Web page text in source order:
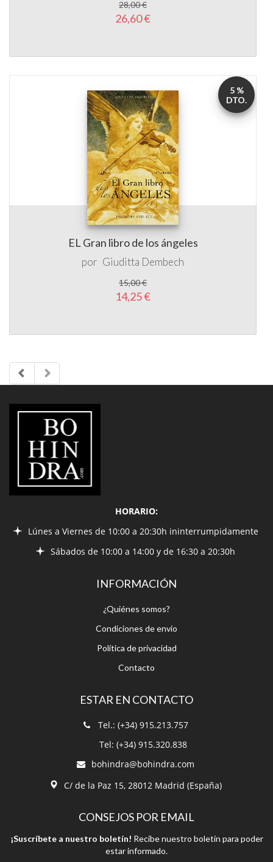
28,00 €
26,60 €
EL Gran libro de los ángeles
por Giuditta Dembech
15,00 €
14,25 €
5 %
DTO.
LIBRERÍA
BOHINDRA
HORARIO:
Lúnes a Viernes de 10:00 a 20:30h ininterrumpidamente
Sábados de 10:00 a 14:00 y de 16:30 a 20:30h
INFORMACIÓN
¿Quiénes somos?
Condiciones de envío
Política de privacidad
Contacto
ESTAR EN CONTACTO
Tel.: (+34) 915.213.757
Tel: (+34) 915.320.838
bohindra@bohindra.com
C/ de la Paz 15, 28012 Madrid (España)
CONSEJOS POR EMAIL
¡Suscríbete a nuestro boletín! Recibe nuestro boletín para poder
estar informado.